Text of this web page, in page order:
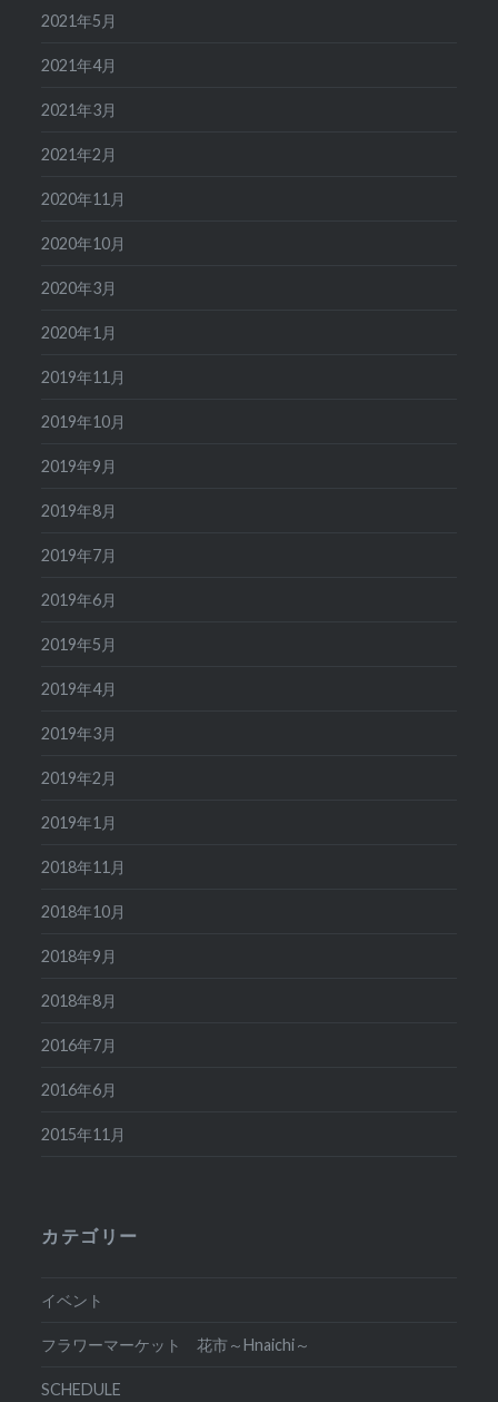
2021年5月
2021年4月
2021年3月
2021年2月
2020年11月
2020年10月
2020年3月
2020年1月
2019年11月
2019年10月
2019年9月
2019年8月
2019年7月
2019年6月
2019年5月
2019年4月
2019年3月
2019年2月
2019年1月
2018年11月
2018年10月
2018年9月
2018年8月
2016年7月
2016年6月
2015年11月
カテゴリー
イベント
フラワーマーケット 花市～Hnaichi～
SCHEDULE